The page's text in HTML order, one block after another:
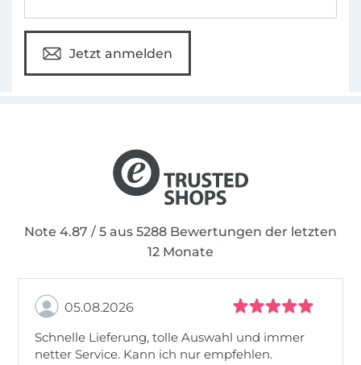
Jetzt anmelden
Note 4.87 / 5 aus 5288 Bewertungen der letzten
12 Monate
05.08.2026
Schnelle Lieferung, tolle Auswahl und immer
netter Service. Kann ich nur empfehlen.